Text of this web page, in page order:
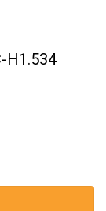
H1.534
PLC-H1.534 số